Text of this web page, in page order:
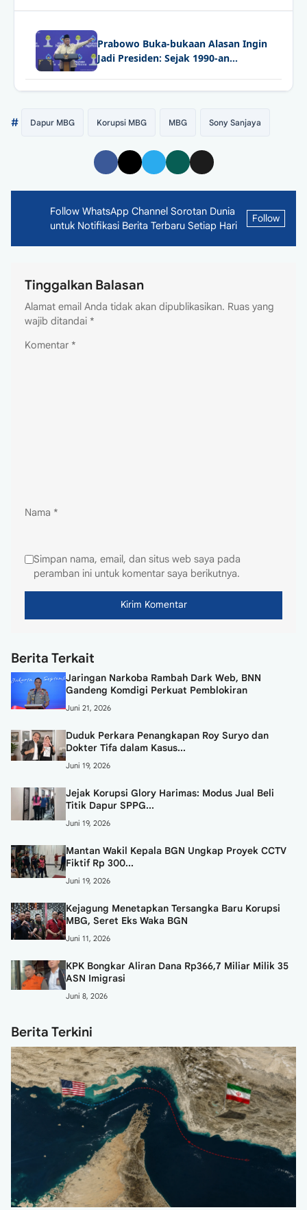
Prabowo Buka-bukaan Alasan Ingin
Jadi Presiden: Sejak 1990-an
Indonesia Menuju Arah yang Salah
# Dapur MBG Korupsi MBG MBG Sony Sanjaya
Follow WhatsApp Channel Sorotan Dunia
untuk Notifikasi Berita Terbaru Setiap Hari
Follow
Tinggalkan Balasan
Alamat email Anda tidak akan dipublikasikan. Ruas yang
wajib ditandai *
Komentar *
Nama *
Simpan nama, email, dan situs web saya pada
peramban ini untuk komentar saya berikutnya.
Berita Terkait
Jaringan Narkoba Rambah Dark Web, BNN
Gandeng Komdigi Perkuat Pemblokiran
Juni 21, 2026
Duduk Perkara Penangkapan Roy Suryo dan
Dokter Tifa dalam Kasus...
Juni 19, 2026
Jejak Korupsi Glory Harimas: Modus Jual Beli
Titik Dapur SPPG...
Juni 19, 2026
Mantan Wakil Kepala BGN Ungkap Proyek CCTV
Fiktif Rp 300...
Juni 19, 2026
Kejagung Menetapkan Tersangka Baru Korupsi
MBG, Seret Eks Waka BGN
Juni 11, 2026
KPK Bongkar Aliran Dana Rp366,7 Miliar Milik 35
ASN Imigrasi
Juni 8, 2026
Berita Terkini